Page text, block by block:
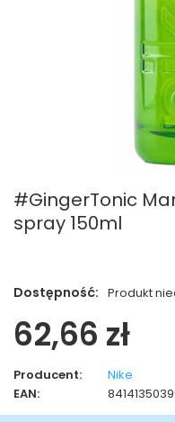
#GingerTonic
spray 150ml
Dostępność: Produkt
62,66 zł
Producent:
Nike
EAN: